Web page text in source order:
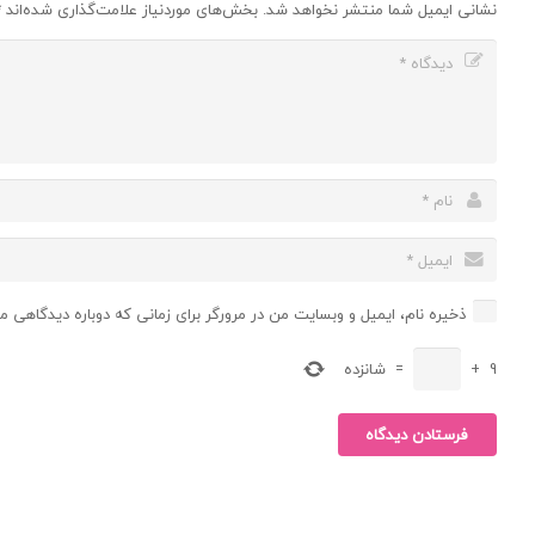
نشانی ایمیل شما منتشر نخواهد شد. بخش‌های موردنیاز علامت‌گذاری شده‌اند
ذخیره نام، ایمیل و وبسایت من در مرورگر برای زمانی که دوباره
9
+
= شانزده
فرستادن دیدگاه